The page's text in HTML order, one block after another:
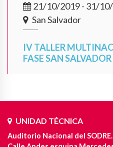
21/10/2019 - 31/
San Salvador
IV TALLER
FASE SAN SALVADOR
UNIDAD TÉCNICA
Auditorio Nacional del SODRE.